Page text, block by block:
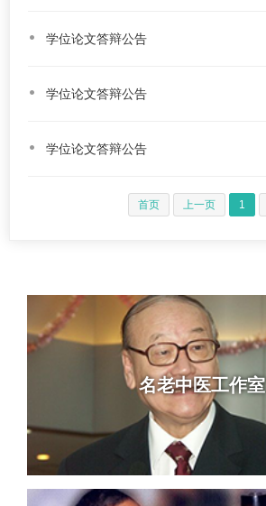
学位论文答辩公告
学位论文答辩公告
学位论文答辩公告
首页 上一页 1
名老中医工作室